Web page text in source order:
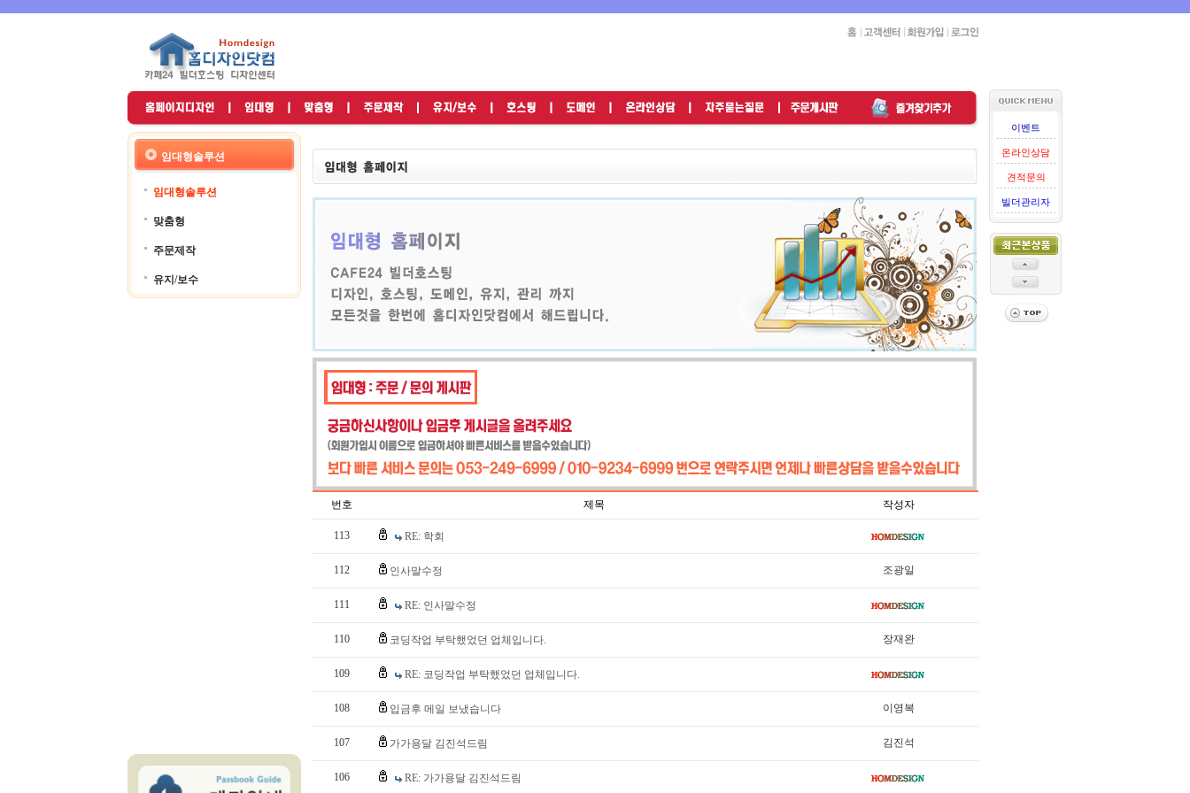
임대형솔루션
임대형솔루션
맞춤형
주문제작
유지/보수
번호 제목 작성자
113 RE: 학회
112 인사말수정 조광일
111 RE: 인사말수정
110 코딩작업 부탁했었던 업체입니다. 장재완
109 RE: 코딩작업 부탁했었던 업체입니다.
108 입금후 메일 보냈습니다 이영복
107 가가용달 김진석드림 김진석
106 RE: 가가용달 김진석드림
이벤트
온라인상담
견적문의
빌더관리자